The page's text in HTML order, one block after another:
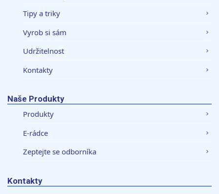
Tipy a triky
Vyrob si sám
Udržitelnost
Kontakty
Naše Produkty
Produkty
E-rádce
Zeptejte se odborníka
Kontakty